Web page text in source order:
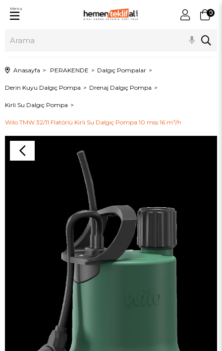
0
Menu
Anasayfa PERAKENDE Dalgıç Pompalar
Derin Kuyu Dalgıç Pompa Drenaj Dalgıç Pompa
Kirli Su Dalgıç Pompa
Wilo TMW 32/11 Flatörlü Kirli Su Dalgıç Pompa 10 mss 16 m³/h